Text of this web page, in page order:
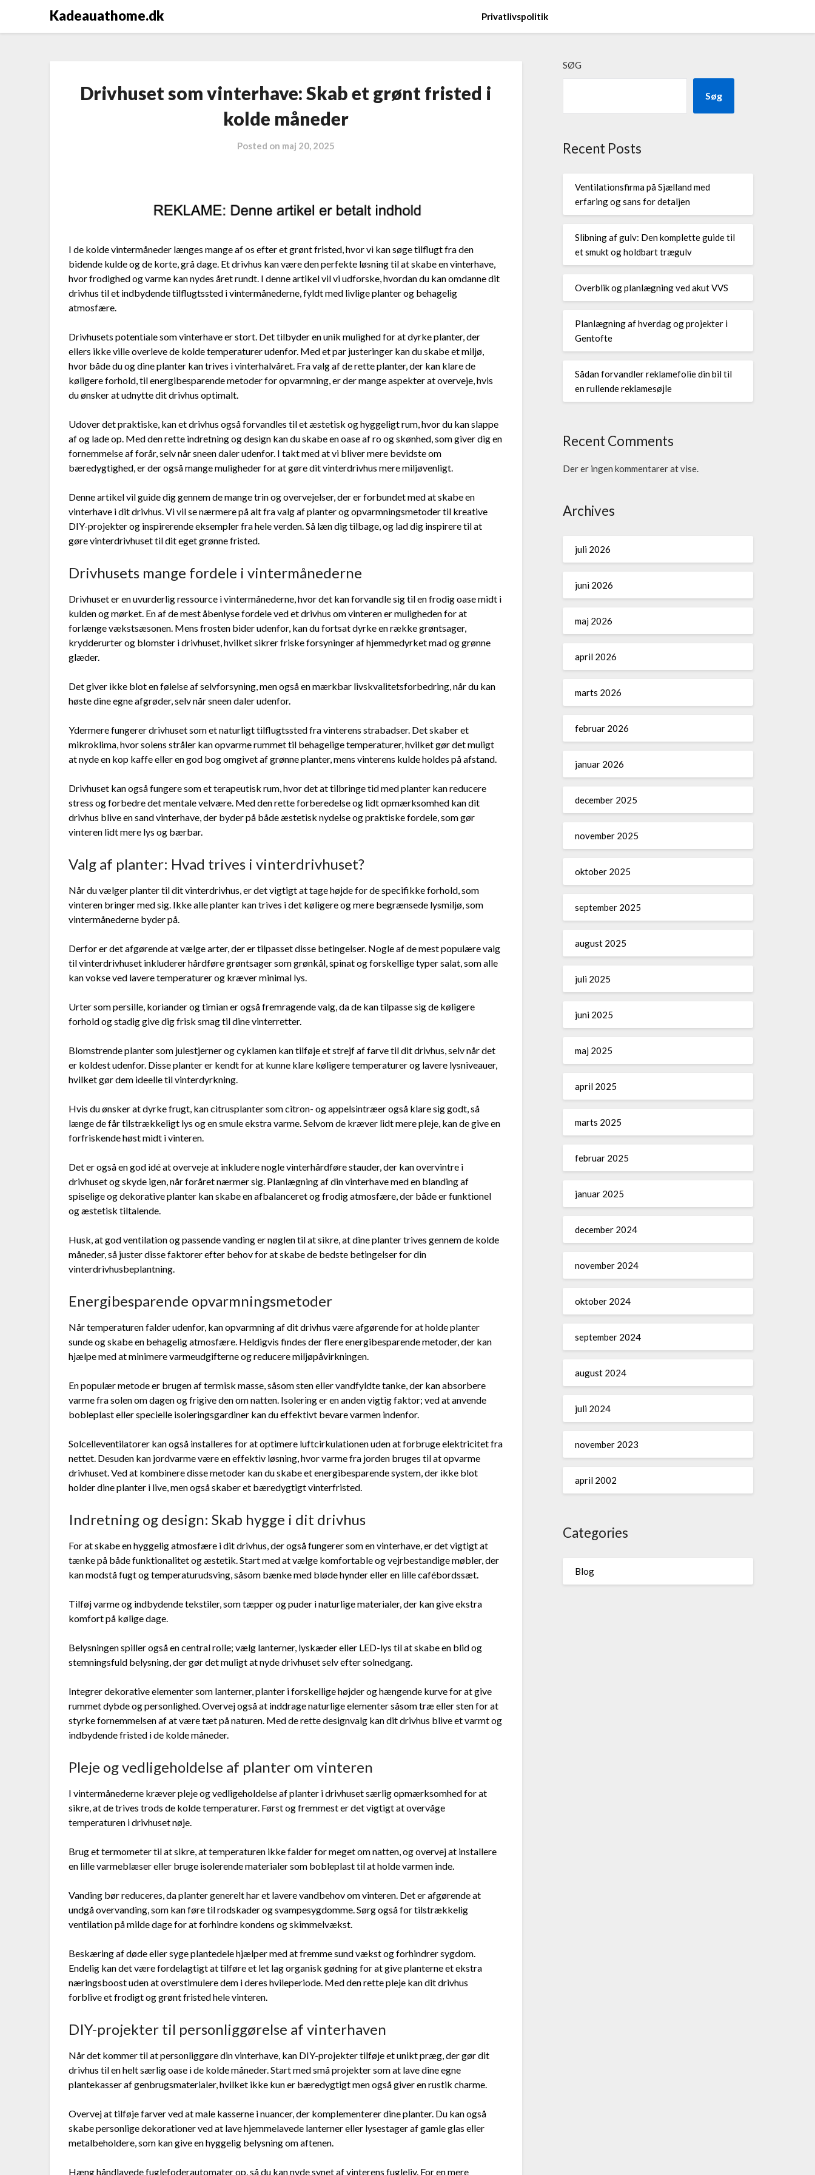
Kadeauathome.dk Privatlivspolitik
Drivhuset som vinterhave: Skab et grønt fristed i
kolde måneder
Posted on maj 20, 2025
I de kolde vintermåneder længes mange af os efter et grønt fristed, hvor vi kan søge tilflugt fra den
bidende kulde og de korte, grå dage. Et drivhus kan være den perfekte løsning til at skabe en vinterhave,
hvor frodighed og varme kan nydes året rundt. I denne artikel vil vi udforske, hvordan du kan omdanne dit
drivhus til et indbydende tilflugtssted i vintermånederne, fyldt med livlige planter og behagelig
atmosfære.
Drivhusets potentiale som vinterhave er stort. Det tilbyder en unik mulighed for at dyrke planter, der
ellers ikke ville overleve de kolde temperaturer udenfor. Med et par justeringer kan du skabe et miljø,
hvor både du og dine planter kan trives i vinterhalvåret. Fra valg af de rette planter, der kan klare de
køligere forhold, til energibesparende metoder for opvarmning, er der mange aspekter at overveje, hvis
du ønsker at udnytte dit drivhus optimalt.
Udover det praktiske, kan et drivhus også forvandles til et æstetisk og hyggeligt rum, hvor du kan slappe
af og lade op. Med den rette indretning og design kan du skabe en oase af ro og skønhed, som giver dig en
fornemmelse af forår, selv når sneen daler udenfor. I takt med at vi bliver mere bevidste om
bæredygtighed, er der også mange muligheder for at gøre dit vinterdrivhus mere miljøvenligt.
Denne artikel vil guide dig gennem de mange trin og overvejelser, der er forbundet med at skabe en
vinterhave i dit drivhus. Vi vil se nærmere på alt fra valg af planter og opvarmningsmetoder til kreative
DIY-projekter og inspirerende eksempler fra hele verden. Så læn dig tilbage, og lad dig inspirere til at
gøre vinterdrivhuset til dit eget grønne fristed.
Drivhusets mange fordele i vintermånederne
Drivhuset er en uvurderlig ressource i vintermånederne, hvor det kan forvandle sig til en frodig oase midt i
kulden og mørket. En af de mest åbenlyse fordele ved et drivhus om vinteren er muligheden for at
forlænge vækstsæsonen. Mens frosten bider udenfor, kan du fortsat dyrke en række grøntsager,
krydderurter og blomster i drivhuset, hvilket sikrer friske forsyninger af hjemmedyrket mad og grønne
glæder.
Det giver ikke blot en følelse af selvforsyning, men også en mærkbar livskvalitetsforbedring, når du kan
høste dine egne afgrøder, selv når sneen daler udenfor.
Ydermere fungerer drivhuset som et naturligt tilflugtssted fra vinterens strabadser. Det skaber et
mikroklima, hvor solens stråler kan opvarme rummet til behagelige temperaturer, hvilket gør det muligt
at nyde en kop kaffe eller en god bog omgivet af grønne planter, mens vinterens kulde holdes på afstand.
Drivhuset kan også fungere som et terapeutisk rum, hvor det at tilbringe tid med planter kan reducere
stress og forbedre det mentale velvære. Med den rette forberedelse og lidt opmærksomhed kan dit
drivhus blive en sand vinterhave, der byder på både æstetisk nydelse og praktiske fordele, som gør
vinteren lidt mere lys og bærbar.
Valg af planter: Hvad trives i vinterdrivhuset?
Når du vælger planter til dit vinterdrivhus, er det vigtigt at tage højde for de specifikke forhold, som
vinteren bringer med sig. Ikke alle planter kan trives i det køligere og mere begrænsede lysmiljø, som
vintermånederne byder på.
Derfor er det afgørende at vælge arter, der er tilpasset disse betingelser. Nogle af de mest populære valg
til vinterdrivhuset inkluderer hårdføre grøntsager som grønkål, spinat og forskellige typer salat, som alle
kan vokse ved lavere temperaturer og kræver minimal lys.
Urter som persille, koriander og timian er også fremragende valg, da de kan tilpasse sig de køligere
forhold og stadig give dig frisk smag til dine vinterretter.
Blomstrende planter som julestjerner og cyklamen kan tilføje et strejf af farve til dit drivhus, selv når det
er koldest udenfor. Disse planter er kendt for at kunne klare køligere temperaturer og lavere lysniveauer,
hvilket gør dem ideelle til vinterdyrkning.
Hvis du ønsker at dyrke frugt, kan citrusplanter som citron- og appelsintræer også klare sig godt, så
længe de får tilstrækkeligt lys og en smule ekstra varme. Selvom de kræver lidt mere pleje, kan de give en
forfriskende høst midt i vinteren.
Det er også en god idé at overveje at inkludere nogle vinterhårdføre stauder, der kan overvintre i
drivhuset og skyde igen, når foråret nærmer sig. Planlægning af din vinterhave med en blanding af
spiselige og dekorative planter kan skabe en afbalanceret og frodig atmosfære, der både er funktionel
og æstetisk tiltalende.
Husk, at god ventilation og passende vanding er nøglen til at sikre, at dine planter trives gennem de kolde
måneder, så juster disse faktorer efter behov for at skabe de bedste betingelser for din
vinterdrivhusbeplantning.
Energibesparende opvarmningsmetoder
Når temperaturen falder udenfor, kan opvarmning af dit drivhus være afgørende for at holde planter
sunde og skabe en behagelig atmosfære. Heldigvis findes der flere energibesparende metoder, der kan
hjælpe med at minimere varmeudgifterne og reducere miljøpåvirkningen.
En populær metode er brugen af termisk masse, såsom sten eller vandfyldte tanke, der kan absorbere
varme fra solen om dagen og frigive den om natten. Isolering er en anden vigtig faktor; ved at anvende
bobleplast eller specielle isoleringsgardiner kan du effektivt bevare varmen indenfor.
Solcelleventilatorer kan også installeres for at optimere luftcirkulationen uden at forbruge elektricitet fra
nettet. Desuden kan jordvarme være en effektiv løsning, hvor varme fra jorden bruges til at opvarme
drivhuset. Ved at kombinere disse metoder kan du skabe et energibesparende system, der ikke blot
holder dine planter i live, men også skaber et bæredygtigt vinterfristed.
Indretning og design: Skab hygge i dit drivhus
For at skabe en hyggelig atmosfære i dit drivhus, der også fungerer som en vinterhave, er det vigtigt at
tænke på både funktionalitet og æstetik. Start med at vælge komfortable og vejrbestandige møbler, der
kan modstå fugt og temperaturudsving, såsom bænke med bløde hynder eller en lille cafébordssæt.
Tilføj varme og indbydende tekstiler, som tæpper og puder i naturlige materialer, der kan give ekstra
komfort på kølige dage.
Belysningen spiller også en central rolle; vælg lanterner, lyskæder eller LED-lys til at skabe en blid og
stemningsfuld belysning, der gør det muligt at nyde drivhuset selv efter solnedgang.
Integrer dekorative elementer som lanterner, planter i forskellige højder og hængende kurve for at give
rummet dybde og personlighed. Overvej også at inddrage naturlige elementer såsom træ eller sten for at
styrke fornemmelsen af at være tæt på naturen. Med de rette designvalg kan dit drivhus blive et varmt og
indbydende fristed i de kolde måneder.
Pleje og vedligeholdelse af planter om vinteren
I vintermånederne kræver pleje og vedligeholdelse af planter i drivhuset særlig opmærksomhed for at
sikre, at de trives trods de kolde temperaturer. Først og fremmest er det vigtigt at overvåge
temperaturen i drivhuset nøje.
Brug et termometer til at sikre, at temperaturen ikke falder for meget om natten, og overvej at installere
en lille varmeblæser eller bruge isolerende materialer som bobleplast til at holde varmen inde.
Vanding bør reduceres, da planter generelt har et lavere vandbehov om vinteren. Det er afgørende at
undgå overvanding, som kan føre til rodskader og svampesygdomme. Sørg også for tilstrækkelig
ventilation på milde dage for at forhindre kondens og skimmelvækst.
Beskæring af døde eller syge plantedele hjælper med at fremme sund vækst og forhindrer sygdom.
Endelig kan det være fordelagtigt at tilføre et let lag organisk gødning for at give planterne et ekstra
næringsboost uden at overstimulere dem i deres hvileperiode. Med den rette pleje kan dit drivhus
forblive et frodigt og grønt fristed hele vinteren.
DIY-projekter til personliggørelse af vinterhaven
Når det kommer til at personliggøre din vinterhave, kan DIY-projekter tilføje et unikt præg, der gør dit
drivhus til en helt særlig oase i de kolde måneder. Start med små projekter som at lave dine egne
plantekasser af genbrugsmaterialer, hvilket ikke kun er bæredygtigt men også giver en rustik charme.
Overvej at tilføje farver ved at male kasserne i nuancer, der komplementerer dine planter. Du kan også
skabe personlige dekorationer ved at lave hjemmelavede lanterner eller lysestager af gamle glas eller
metalbeholdere, som kan give en hyggelig belysning om aftenen.
Hæng håndlavede fuglefoderautomater op, så du kan nyde synet af vinterens fugleliv. For en mere
SØG
Søg
Recent Posts
Ventilationsfirma på Sjælland med
erfaring og sans for detaljen
Slibning af gulv: Den komplette guide til
et smukt og holdbart trægulv
Overblik og planlægning ved akut VVS
Planlægning af hverdag og projekter i
Gentofte
Sådan forvandler reklamefolie din bil til
en rullende reklamesøjle
Recent Comments
Der er ingen kommentarer at vise.
Archives
juli 2026
juni 2026
maj 2026
april 2026
marts 2026
februar 2026
januar 2026
december 2025
november 2025
oktober 2025
september 2025
august 2025
juli 2025
juni 2025
maj 2025
april 2025
marts 2025
februar 2025
januar 2025
december 2024
november 2024
oktober 2024
september 2024
august 2024
juli 2024
november 2023
april 2002
Categories
Blog